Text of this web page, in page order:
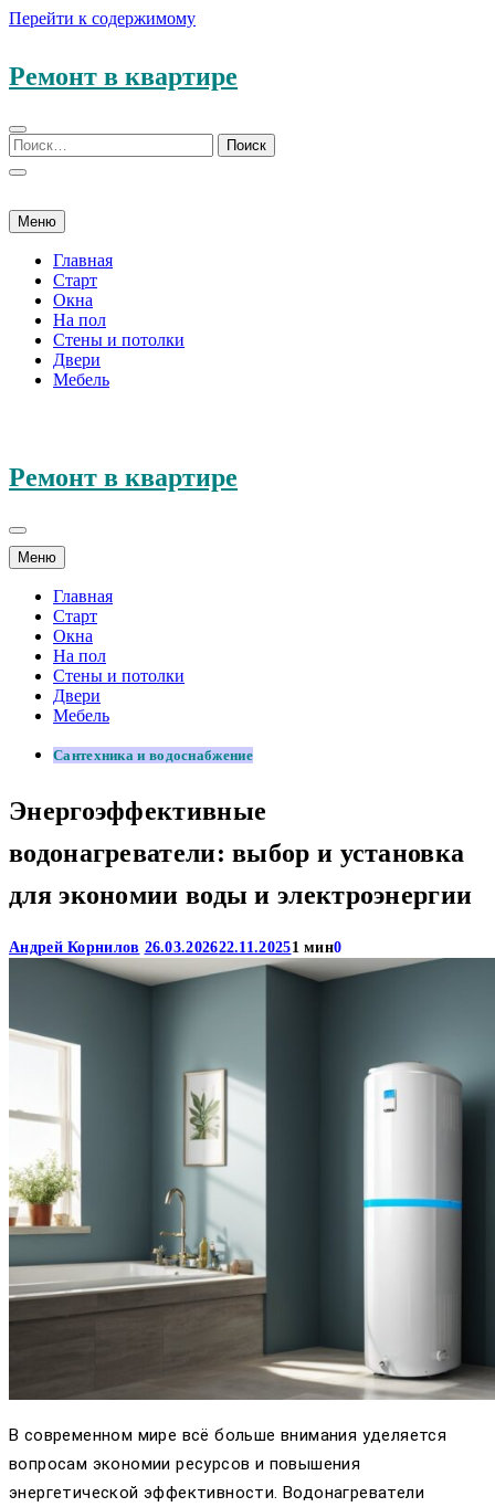
Перейти к содержимому
Ремонт в квартире
Меню
Главная
Старт
Окна
На пол
Стены и потолки
Двери
Мебель
Ремонт в квартире
Меню
Главная
Старт
Окна
На пол
Стены и потолки
Двери
Мебель
Сантехника и водоснабжение
Энергоэффективные
водонагреватели: выбор и установка
для экономии воды и электроэнергии
Андрей Корнилов 26.03.202622.11.20251 мин0
В современном мире всё больше внимания уделяется
вопросам экономии ресурсов и повышения
энергетической эффективности. Водонагреватели